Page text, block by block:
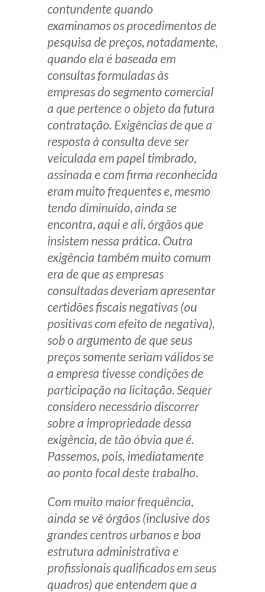
Av. Sete de Setembro, 4698
Batel Curitiba/PR CEP80240-000
Telefone (41) 2109-8666
Whatsapp (41) 98881-6616
contundente quando
examinamos os procedimentos de
pesquisa de preços, notadamente,
quando ela é baseada em
consultas formuladas às
empresas do segmento comercial
a que pertence o objeto da futura
contratação. Exigências de que a
resposta à consulta deve ser
veiculada em papel timbrado,
assinada e com firma reconhecida
eram muito frequentes e, mesmo
tendo diminuído, ainda se
encontra, aqui e ali, órgãos que
insistem nessa prática. Outra
exigência também muito comum
era de que as empresas
consultadas deveriam apresentar
certidões fiscais negativas (ou
positivas com efeito de negativa),
sob o argumento de que seus
preços somente seriam válidos se
a empresa tivesse condições de
participação na licitação. Sequer
considero necessário discorrer
sobre a impropriedade dessa
exigência, de tão óbvia que é.
Passemos, pois, imediatamente
ao ponto focal deste trabalho.
Com muito maior frequência,
ainda se vê órgãos (inclusive dos
grandes centros urbanos e boa
estrutura administrativa e
profissionais qualificados em seus
quadros) que entendem que a